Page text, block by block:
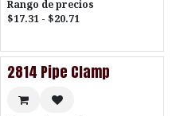
Rango de precios
$17.31 - $20.71
2814 Pipe Clamp